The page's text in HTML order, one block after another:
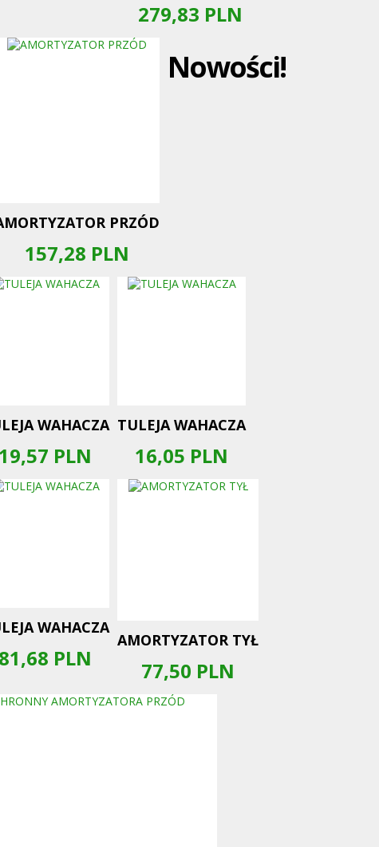
279,83 PLN
PRZÓD
157,28 PLN
Nowości!
WAHACZA
19,57 PLN
TULEJA WAHACZA
16,05 PLN
WAHACZA
81,68 PLN
AMORTYZATOR TYŁ
77,50 PLN